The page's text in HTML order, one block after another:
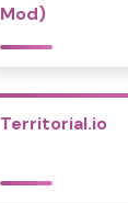
Mod)
Territorial.io